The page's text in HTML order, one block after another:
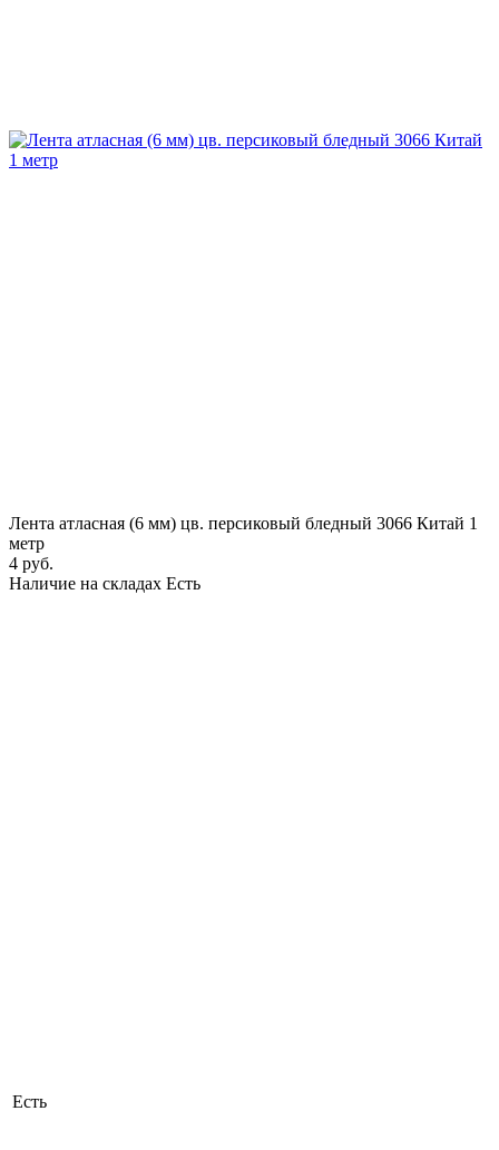
Лента атласная (6 мм) цв. персиковый бледный 3066 Китай 1
метр
4 руб.
Наличие на складах Есть
Есть